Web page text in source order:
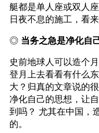
艇都是单人座或双人
日夜不息的施工，看来
◎ 当务之急是净化自
史前地球人可以造个
登月上去看看有什么
大？归真的文章说的
净化自己的思想，让
到吗？ 尤其在中国，
的。